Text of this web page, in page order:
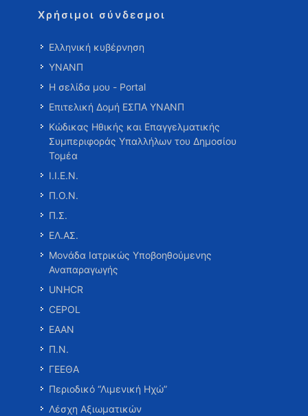
Χρήσιμοι σύνδεσμοι
Ελληνική κυβέρνηση
ΥΝΑΝΠ
Η σελίδα μου - Portal
Επιτελική Δομή ΕΣΠΑ ΥΝΑΝΠ
Κώδικας Ηθικής και Επαγγελματικής
Συμπεριφοράς Υπαλλήλων του Δημοσίου
Τομέα
Ι.Ι.Ε.Ν.
Π.Ο.Ν.
Π.Σ.
ΕΛ.ΑΣ.
Μονάδα Ιατρικώς Υποβοηθούμενης
Αναπαραγωγής
UNHCR
CEPOL
ΕΑΑΝ
Π.Ν.
ΓΕΕΘΑ
Περιοδικό “Λιμενική Ηχώ”
Λέσχη Αξιωματικών